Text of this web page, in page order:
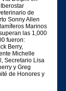
de
Sonny Allen
Marinos
las 1,000
fueron:
Berry,
Michelle
Secretario Lisa
y Greg
de Honores y